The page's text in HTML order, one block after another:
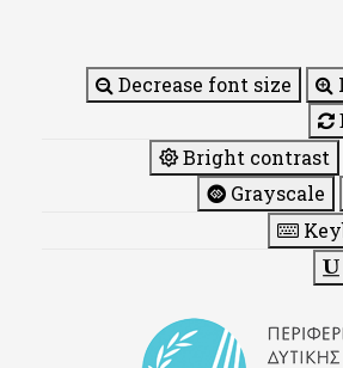
Decrease font size
Bright contrast
Grayscale